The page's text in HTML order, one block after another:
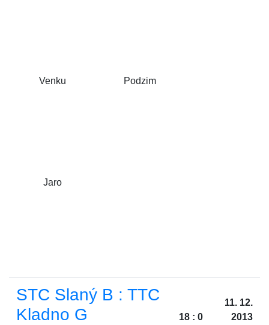
Venku Podzim
Jaro
STC Slaný B : TTC
Kladno G
18 : 0
11. 12.
2013